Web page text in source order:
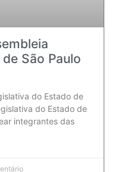
São Paulo
do Estado de
do Estado de
integrantes das